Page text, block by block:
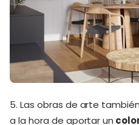
5. Las obras de arte
a la hora de aportar un